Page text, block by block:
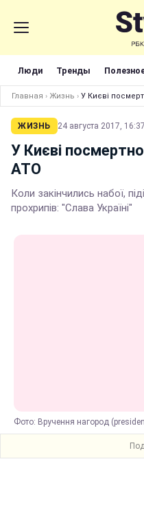
Люди Тренды
Главная › Жизнь › У Києві
ЖИЗНЬ 24 августа 2017, 16:37
У Києві
АТО
Коли закінчились набої,
прохрипів: "Слава Україні"
Фото: Вручення нагород